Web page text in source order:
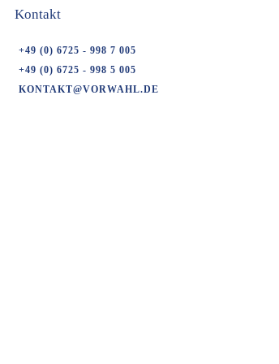
Kontakt
+49 (0) 6725 - 998 7 005
+49 (0) 6725 - 998 5 005
KONTAKT@VORWAHL.DE